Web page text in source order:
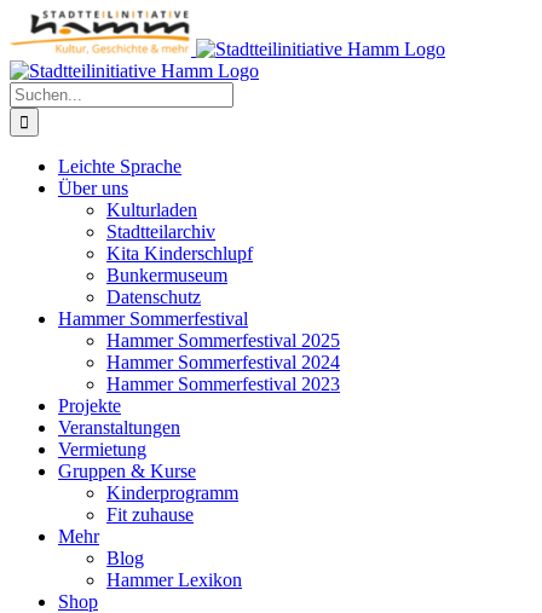
Zum
Inhalt
springen
Suche
nach:
Leichte Sprache
Über uns
Kulturladen
Stadtteilarchiv
Kita Kinderschlupf
Bunkermuseum
Datenschutz
Hammer Sommerfestival
Hammer Sommerfestival 2025
Hammer Sommerfestival 2024
Hammer Sommerfestival 2023
Projekte
Veranstaltungen
Vermietung
Gruppen & Kurse
Kinderprogramm
Fit zuhause
Mehr
Blog
Hammer Lexikon
Shop